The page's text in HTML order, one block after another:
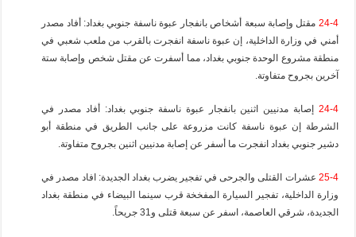
24-4 مقتل وإصابة سبعة أشخاص بانفجار عبوة ناسفة جنوبي بغداد: أفاد مصدر
أمني في وزارة الداخلية، إن عبوة ناسفة انفجرت بالقرب من ملعب شعبي في
منطقة مشروع الوحدة جنوبي بغداد، مما أسفرت عن مقتل شخص وإصابة ستة
آخرين بجروح متفاوتة.
24-4 إصابة مدنيين اثنين بانفجار عبوة ناسفة جنوبي بغداد: أفاد مصدر في
الشرطة إن عبوة ناسفة كانت مزروعة على جانب الطريق في منطقة أبو
دشير جنوبي بغداد انفجرت ما أسفر عن إصابة مدنيين اثنين بجروح متفاوتة.
25-4 عشرات القتلى والجرحى في تفجير يضرب بغداد الجديدة: افاد مصدر في
وزارة الداخلية، تفجير السيارة المفخخة قرب سينما البيضاء في منطقة بغداد
الجديدة، شرقي العاصمة، اسفر عن سبعة قتلى و31 جريحاً.